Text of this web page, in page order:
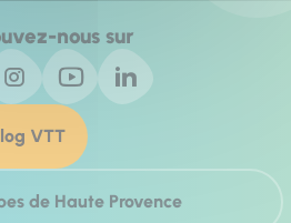
nous sur
VTT
de Haute Provence